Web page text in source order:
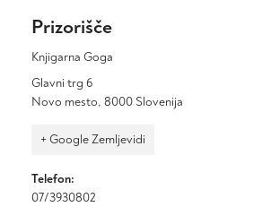
Prizorišče
Knjigarna Goga
Glavni trg 6
Novo mesto, 8000 Slovenija
+ Google Zemljevidi
Telefon:
07/3930802